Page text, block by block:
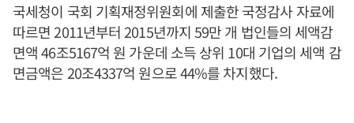
국세청이 국회 기획재정위원회에 제출한 국정감사 자료에
따르면 2011년부터 2015년까지 59만 개 법인들의 세액감
면액 46조5167억 원 가운데 소득 상위 10대 기업의 세액 감
면금액은 20조4337억 원으로 44%를 차지했다.